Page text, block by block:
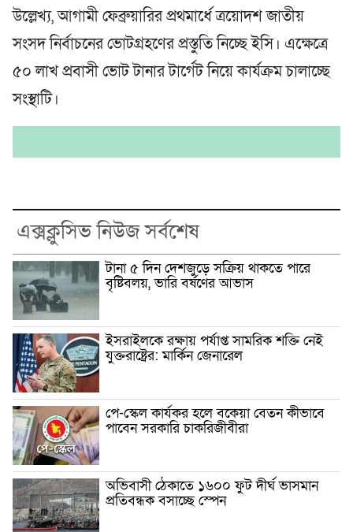
উল্লেখ্য, আগামী ফেব্রুয়ারির প্রথমার্ধে ত্রয়োদশ জাতীয়
সংসদ নির্বাচনের ভোটগ্রহণের প্রস্তুতি নিচ্ছে ইসি। এক্ষেত্রে
৫০ লাখ প্রবাসী ভোট টানার টার্গেট নিয়ে কার্যক্রম চালাচ্ছে
সংস্থাটি।
এক্সক্লুসিভ নিউজ সর্বশেষ
টানা ৫ দিন দেশজুড়ে সক্রিয় থাকতে পারে
বৃষ্টিবলয়, ভারি বর্ষণের আভাস
ইসরাইলকে রক্ষায় পর্যাপ্ত সামরিক শক্তি নেই
যুক্তরাষ্ট্রের: মার্কিন জেনারেল
পে-স্কেল কার্যকর হলে বকেয়া বেতন কীভাবে
পাবেন সরকারি চাকরিজীবীরা
অভিবাসী ঠেকাতে ১৬০০ ফুট দীর্ঘ ভাসমান
প্রতিবন্ধক বসাচ্ছে স্পেন